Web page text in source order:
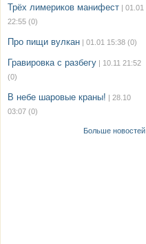
Трёх лимериков манифест | 01.01
22:55 (0)
Про пищи вулкан | 01.01 15:38 (0)
Гравировка с разбегу | 10.11 21:52
(0)
В небе шаровые краны! | 28.10
03:07 (0)
Больше новостей